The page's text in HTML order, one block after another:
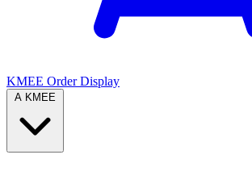
KMEE Order Display